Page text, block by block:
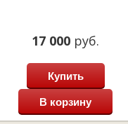
17 000 руб.
Купить
В корзину